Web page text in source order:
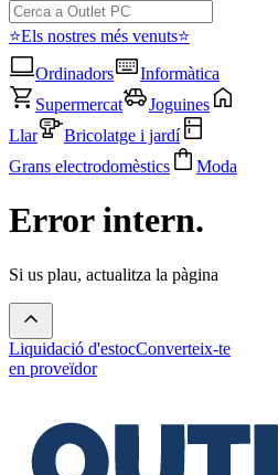
⭐Els nostres més venuts⭐
Ordinadors
Informàtica
Supermercat
Joguines
Llar
Bricolatge i jardí
Grans electrodomèstics
Moda
Error intern.
Si us plau, actualitza la pàgina
Liquidació d'estocConverteix-te
en proveïdor